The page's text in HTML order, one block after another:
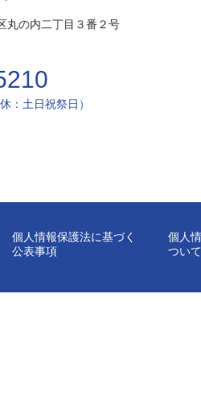
丸の内二丁目３番２号
：土日祝祭日）
個人情報保護法に基づく
公表事項
個人
ついて